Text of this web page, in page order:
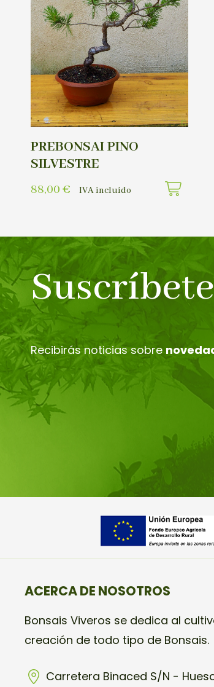
PREBONSAI PINO
SILVESTRE
88,00 € IVA incluído
Suscríbete
Recibirás noticias sobre
ACERCA DE NOSOTROS
Bonsais Viveros se dedica al
creación de todo tipo de Bonsais.
Carretera Binaced S/N -